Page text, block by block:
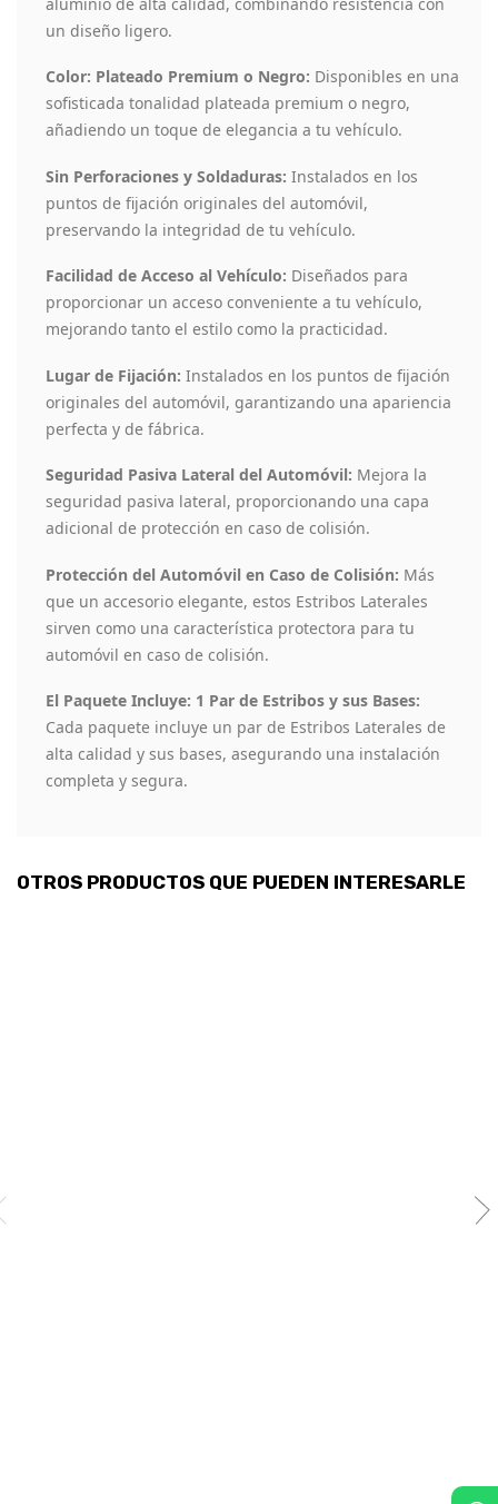
un diseño ligero.
Color: Plateado Premium o Negro: Disponibles en una
sofisticada tonalidad plateada premium o negro,
añadiendo un toque de elegancia a tu vehículo.
Sin Perforaciones y Soldaduras: Instalados en los
puntos de fijación originales del automóvil,
preservando la integridad de tu vehículo.
Facilidad de Acceso al Vehículo: Diseñados para
proporcionar un acceso conveniente a tu vehículo,
mejorando tanto el estilo como la practicidad.
Lugar de Fijación: Instalados en los puntos de fijación
originales del automóvil, garantizando una apariencia
perfecta y de fábrica.
Seguridad Pasiva Lateral del Automóvil: Mejora la
seguridad pasiva lateral, proporcionando una capa
adicional de protección en caso de colisión.
Protección del Automóvil en Caso de Colisión: Más
que un accesorio elegante, estos Estribos Laterales
sirven como una característica protectora para tu
automóvil en caso de colisión.
El Paquete Incluye: 1 Par de Estribos y sus Bases:
Cada paquete incluye un par de Estribos Laterales de
alta calidad y sus bases, asegurando una instalación
completa y segura.
OTROS PRODUCTOS QUE PUEDEN INTERESARLE